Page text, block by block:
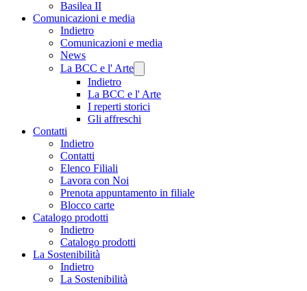
Basilea II
Comunicazioni e media
Indietro
Comunicazioni e media
News
La BCC e l' Arte
Indietro
La BCC e l' Arte
I reperti storici
Gli affreschi
Contatti
Indietro
Contatti
Elenco Filiali
Lavora con Noi
Prenota appuntamento in filiale
Blocco carte
Catalogo prodotti
Indietro
Catalogo prodotti
La Sostenibilità
Indietro
La Sostenibilità